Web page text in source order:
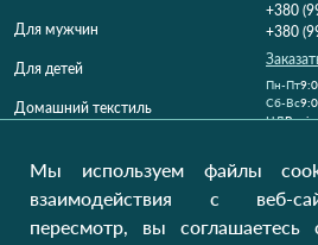
Для мужчин
Для детей
Домашний текстиль
+380
+380
Пн-Пт
Cб-Вс
НД
Наши обновления
Мы используем файлы
взаимодействия с веб-
пересмотр, вы